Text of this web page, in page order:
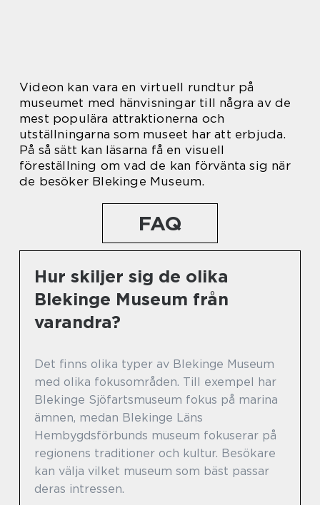
Videon kan vara en virtuell rundtur på
museumet med hänvisningar till några av de
mest populära attraktionerna och
utställningarna som museet har att erbjuda.
På så sätt kan läsarna få en visuell
föreställning om vad de kan förvänta sig när
de besöker Blekinge Museum.
FAQ
Hur skiljer sig de olika
Blekinge Museum från
varandra?
Det finns olika typer av Blekinge Museum
med olika fokusområden. Till exempel har
Blekinge Sjöfartsmuseum fokus på marina
ämnen, medan Blekinge Läns
Hembygdsförbunds museum fokuserar på
regionens traditioner och kultur. Besökare
kan välja vilket museum som bäst passar
deras intressen.